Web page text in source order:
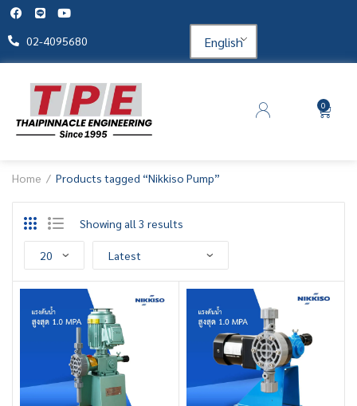
02-4095680 English
0
Home Products tagged “Nikkiso Pump”
Showing all 3 results